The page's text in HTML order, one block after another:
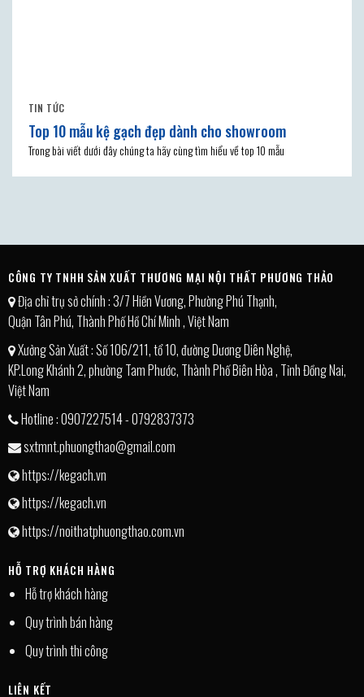
TIN TỨC
Top 10 mẫu kệ gạch đẹp dành cho showroom
Trong bài viết dưới đây chúng ta hãy cùng tìm hiểu về top 10 mẫu
CÔNG TY TNHH SẢN XUẤT THƯƠNG MẠI NỘI THẤT PHƯƠNG THẢO
Địa chỉ trụ sở chính : 3/7 Hiền Vương, Phường Phú Thạnh,
Quận Tân Phú, Thành Phố Hồ Chí Minh , Việt Nam
Xưởng Sản Xuất : Số 106/211, tổ 10, đường Dương Diên Nghệ,
KP.Long Khánh 2, phường Tam Phước, Thành Phố Biên Hòa , Tỉnh Đồng Nai,
Việt Nam
Hotline : 0907227514 - 0792837373
sxtmnt.phuongthao@gmail.com
https://kegach.vn
https://kegach.vn
https://noithatphuongthao.com.vn
HỖ TRỢ KHÁCH HÀNG
Hỗ trợ khách hàng
Quy trình bán hàng
Quy trình thi công
LIÊN KẾT